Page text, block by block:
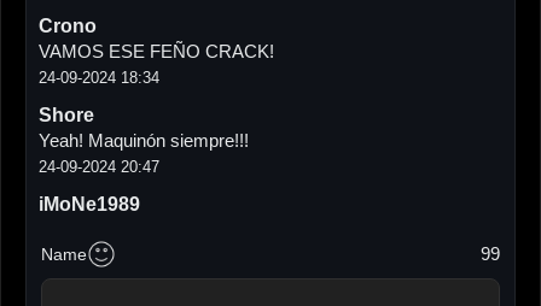
Crono
VAMOS ESE FEÑO CRACK!
24-09-2024 18:34
Shore
Yeah! Maquinón siempre!!!
24-09-2024 20:47
iMoNe1989
25-09-2024 19:27
Name 99